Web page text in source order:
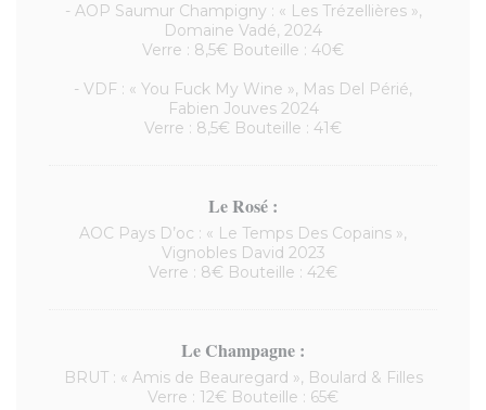
- AOP Saumur Champigny : « Les Trézellières »,
Domaine Vadé, 2024
Verre : 8,5€ Bouteille : 40€
- VDF : « You Fuck My Wine », Mas Del Périé,
Fabien Jouves 2024
Verre : 8,5€ Bouteille : 41€
Le Rosé :
AOC Pays D’oc : « Le Temps Des Copains »,
Vignobles David 2023
Verre : 8€ Bouteille : 42€
Le Champagne :
BRUT : « Amis de Beauregard », Boulard & Filles
Verre : 12€ Bouteille : 65€